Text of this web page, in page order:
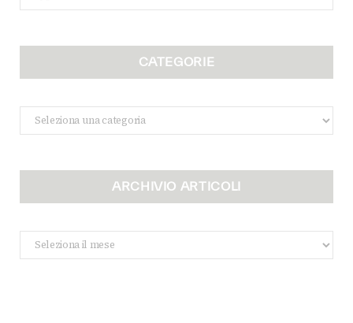
for:
CATEGORIE
Categorie
ARCHIVIO ARTICOLI
Archivio
Articoli